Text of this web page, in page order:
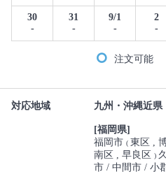
30
-
31
-
9/1
-
2
-
注文可能
対応地域 九州・沖縄近県
[福岡県]
福岡市( 東区
南区
早良区)
市 中間市 小